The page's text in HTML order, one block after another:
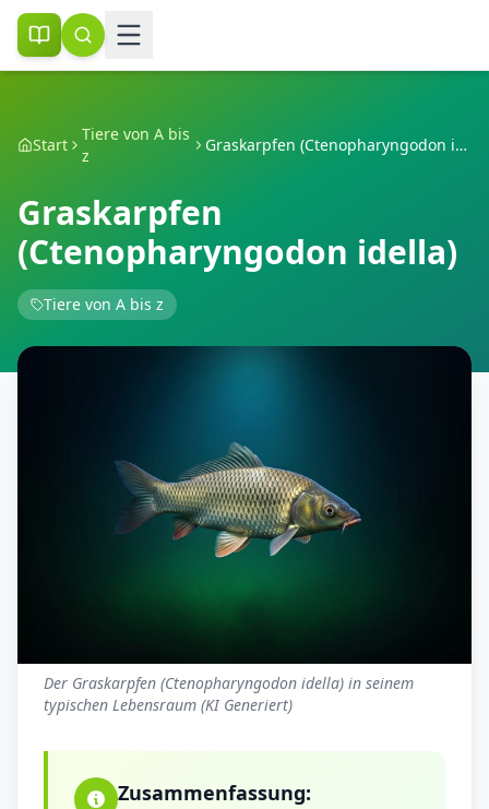
Start
Tiere von A bis
z
Graskarpfen (Ctenopharyngodon idella)
Graskarpfen
(Ctenopharyngodon idella)
Tiere von A bis z
Der Graskarpfen (Ctenopharyngodon idella) in seinem
typischen Lebensraum (KI Generiert)
Zusammenfassung: